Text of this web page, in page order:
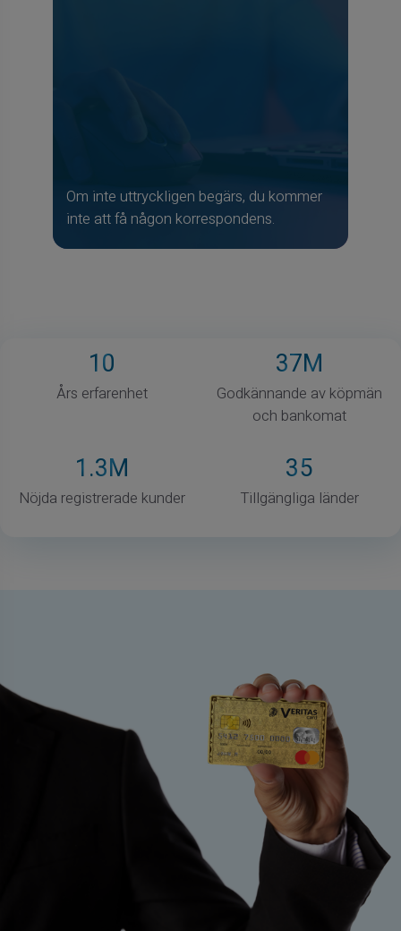
Om inte uttryckligen begärs, du kommer
inte att få någon korrespondens.
10
Års erfarenhet
37M
Godkännande av köpmän
och bankomat
1.3M
Nöjda registrerade kunder
35
Tillgängliga länder